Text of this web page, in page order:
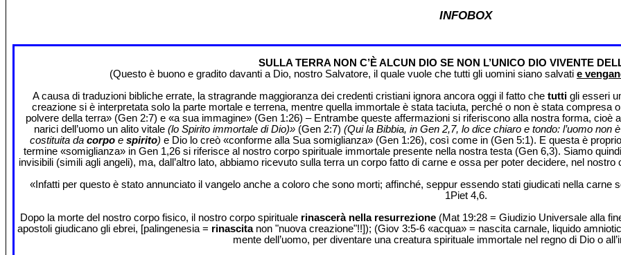
INFOBOX
SULLA TERRA NON C’È ALCUN DIO SE NON L’UNICO DIO VIVENTE
(Questo è buono e gradito davanti a Dio, nostro Salvatore, il quale vuole che tutti gli uomini siano salvati e
A causa di traduzioni bibliche errate, la stragrande maggioranza dei credenti cristiani ignora ancora oggi il fatto che tutti gli esseri
creazione si è interpretata solo la parte mortale e terrena, mentre quella immortale è stata taciuta, perché o non è stata compresa
polvere della terra» (Gen 2:7) e «a sua immagine» (Gen 1:26) – Entrambe queste affermazioni si riferiscono alla nostra forma,
narici dell’uomo un alito vitale (lo Spirito immortale di Dio)» (Gen 2:7) (Qui la Bibbia, in Gen 2,7, lo dice chiaro e tondo: l’uomo non
costituita da corpoe spirito) e Dio lo creò «conforme alla Sua somiglianza» (Gen 1:26), così come in (Gen 5:1). E questa è
termine «somiglianza» in Gen 1,26 si riferisce al nostro corpo spirituale immortale presente nella nostra testa (Gen 6,3). Siamo
invisibili (simili agli angeli), ma, dall’altro lato, abbiamo ricevuto sulla terra un corpo fatto di carne e ossa per poter decidere, nel
«Infatti per questo è stato annunciato il vangelo anche a coloro che sono morti; affinché, seppur essendo stati giudicati nella
1Piet 4,6.
Dopo la morte del nostro corpo fisico, il nostro corpo spirituale rinascerà nella resurrezione (Mat 19:28 = Giudizio Universale alla
apostoli giudicano gli ebrei, [palingenesia = rinascitanon "nuova creazione"!!]); (Giov 3:5-6 «acqua» = nascita carnale, liquido
mente dell’uomo, per diventare una creatura spirituale immortale nel regno di Dio o